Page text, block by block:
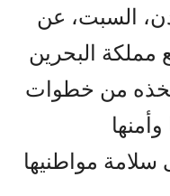
السبت، عن
مملكة البحرين
من خطوات
مواطنيها